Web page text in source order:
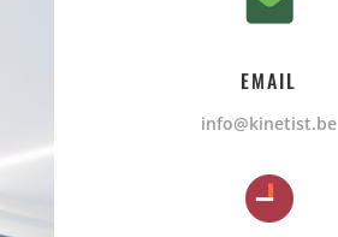
EMAIL
info@kinetist.be